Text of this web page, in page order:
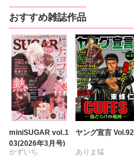
まろん 一之瀬絢
彩戸サイコ
紫賀サヲリ
小鳥晶
松本ゆうか
水瀬友美
相田早智子
知葉サナガ
望月蜜桃
妹尾美穂
蜜蜂アヤ
まろん
小鳥晶
松本ゆうか
水瀬友美
相田早智子
大橋薫
知葉サナガ
長谷河樹衣
風雅ゆゆ
妹尾美穂
おすすめ雑誌作品
miniSUGAR vol.1
03(2026年3月号)
かずいち
ヤング宣言 Vol.92
ありま猛